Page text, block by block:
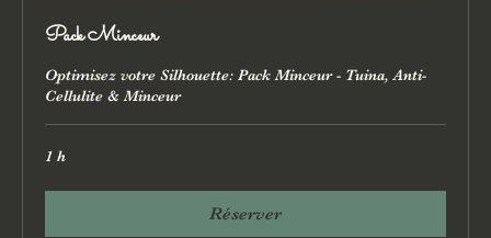
Pack Minceur
Optimisez votre Silhouette: Pack Minceur - Tuina, Anti-
Cellulite & Minceur
1 h
Réserver